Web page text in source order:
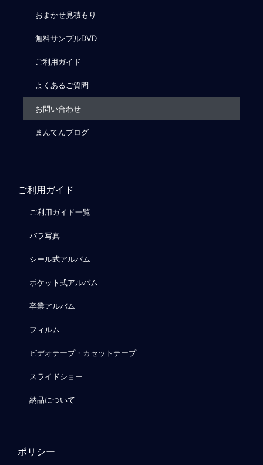
おまかせ見積もり
無料サンプルDVD
ご利用ガイド
よくあるご質問
お問い合わせ
まんてんブログ
ご利用ガイド
ご利用ガイド一覧
バラ写真
シール式アルバム
ポケット式アルバム
卒業アルバム
フィルム
ビデオテープ・カセットテープ
スライドショー
納品について
ポリシー